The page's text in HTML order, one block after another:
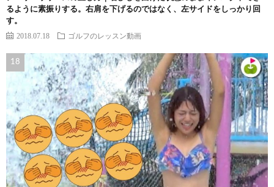
るように素振りする。右肩を下げるのではなく、左サイドをしっかり回
す。
2018.07.18 ゴルフのレッスン動画